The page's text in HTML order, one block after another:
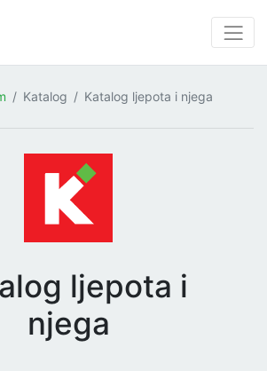
Katalog Katalog ljepota i njega
ljepota i
njega